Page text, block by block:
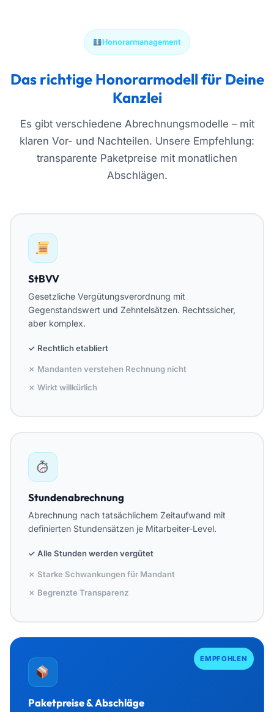
Honorarmanagement
Das richtige Honorarmodell für Deine
Kanzlei
Es gibt verschiedene Abrechnungsmodelle – mit
klaren Vor- und Nachteilen. Unsere Empfehlung:
transparente Paketpreise mit monatlichen
Abschlägen.
StBVV
Gesetzliche Vergütungsverordnung mit
Gegenstandswert und Zehntelsätzen. Rechtssicher,
aber komplex.
✓ Rechtlich etabliert
✗ Mandanten verstehen Rechnung nicht
✗ Wirkt willkürlich
Stundenabrechnung
Abrechnung nach tatsächlichem Zeitaufwand mit
definierten Stundensätzen je Mitarbeiter-Level.
✓ Alle Stunden werden vergütet
✗ Starke Schwankungen für Mandant
✗ Begrenzte Transparenz
EMPFOHLEN
Paketpreise & Abschläge